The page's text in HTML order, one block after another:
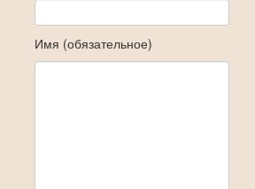
Имя (обязательное)